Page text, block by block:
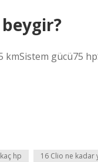
gücü75
hp 16 Clio ne kadar